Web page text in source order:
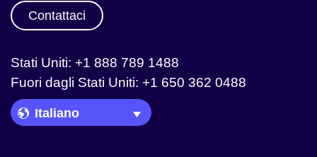
Contattaci
Stati Uniti: +1 888 789 1488
Fuori dagli Stati Uniti: +1 650 362 0488
Language Picker